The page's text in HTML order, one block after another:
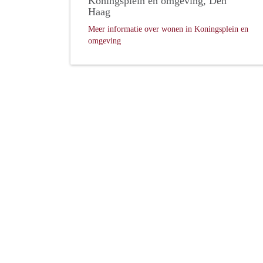
Haag
Meer informatie over wonen in Koningsplein en
omgeving